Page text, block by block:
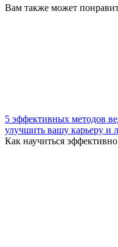
Вам также может
5 эффективных методов
улучшить вашу карьеру и
Как научиться